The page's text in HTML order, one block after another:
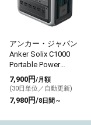
アンカー・ジャパン
Anker Solix C1000
Portable Power
Station
7,900円/月額
(30日単位／自動更新)
7,980円/8日間～